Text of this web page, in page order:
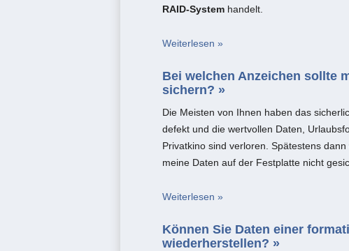
RAID-System handelt.
Weiterlesen »
Bei welchen Anzeichen sollte
sichern? »
Die Meisten von Ihnen haben das
defekt und die wertvollen Daten,
Privatkino sind verloren. Spätestens
meine Daten auf der Festplatte nicht
Weiterlesen »
Können Sie Daten einer
wiederherstellen? »